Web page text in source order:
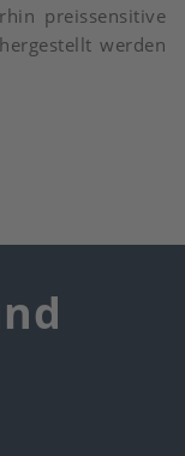
preissensitive
werden